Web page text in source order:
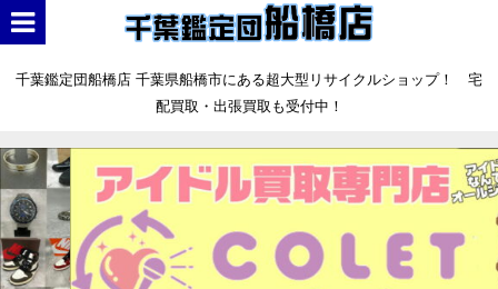
千葉鑑定団船橋店 千葉県船橋市にある超大型リサイクルショップ！ 宅
配買取・出張買取も受付中！